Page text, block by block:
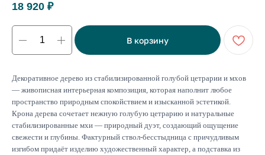
18 920 ₽
В корзину
Декоративное дерево из стабилизированной голубой цетрарии и мхов
— живописная интерьерная композиция, которая наполнит любое
пространство природным спокойствием и изысканной эстетикой.
Крона дерева сочетает нежную голубую цетрарию и натуральные
стабилизированные мхи — природный дуэт, создающий ощущение
свежести и глубины. Фактурный ствол-бесстыдница с причудливым
изгибом придаёт изделию художественный характер, а подставка из